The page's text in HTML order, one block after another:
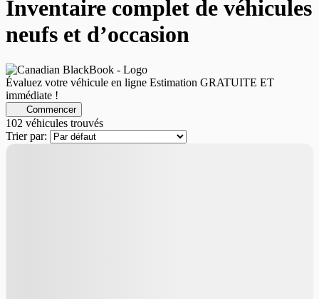
Inventaire complet de véhicules
neufs et d’occasion
Évaluez votre véhicule en ligne Estimation GRATUITE ET
immédiate !
Commencer
102 véhicules trouvés
Trier par:
Nouvel arrivage